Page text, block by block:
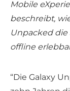
Mobile
beschreibt,
Unpacked die
offline
“Die Galaxy